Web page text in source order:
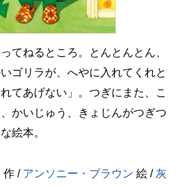
てねるところ。とんとんとん、
ゴリラが、へやに入れてくれと
てあげない」。つぎにまた、こ
かいじゅう、きょじんがつぎつ
絵本。
作 / アンソニー・ブラウン 絵 / 灰